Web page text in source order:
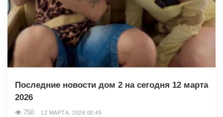
Последние новости дом 2 на сегодня 12 марта
2026
750 12 МАРТА, 2026 00:45